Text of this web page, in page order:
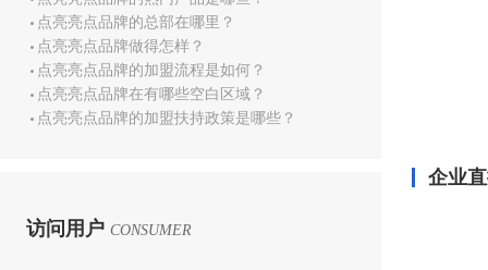
点亮亮点品牌的总部在哪里？
点亮亮点品牌做得怎样？
点亮亮点品牌的加盟流程是如何？
点亮亮点品牌在有哪些空白区域？
点亮亮点品牌的加盟扶持政策是哪些？
访问用户 CONSUMER
企业